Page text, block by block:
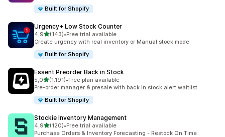
Built for Shopify
Urgency+ Low Stock Counter
4,95 yıldız üzerinden
(143)
toplam 143 değerlendirme
•Free trial available
Create urgency with real inventory or Manual stock mode
Built for Shopify
Essent Preorder Back in Stock
5,05 yıldız üzerinden
(1.191)
toplam 1191 değerlendirme
•Free plan available
Pre-order manager & presale with back in stock alert waitlist
Built for Shopify
Stockie Inventory Management
4,95 yıldız üzerinden
(120)
toplam 120 değerlendirme
•Free trial available
Purchase Orders & Inventory Forecasting - Restock On Time